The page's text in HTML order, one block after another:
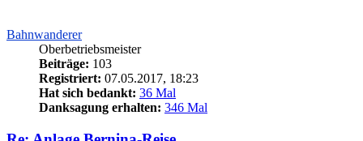
Bahnwanderer
Oberbetriebsmeister
Beiträge: 103
Registriert: 07.05.2017, 18:23
Hat sich bedankt: 36 Mal
Danksagung erhalten: 346 Mal